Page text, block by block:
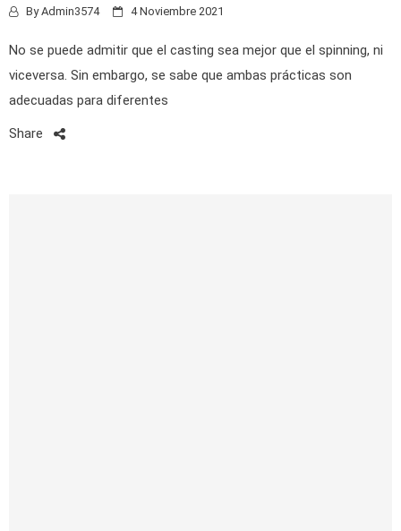
ByAdmin3574 4 Noviembre 2021
No se puede admitir que el casting sea mejor que el spinning, ni
viceversa. Sin embargo, se sabe que ambas prácticas son
adecuadas para diferentes
Share